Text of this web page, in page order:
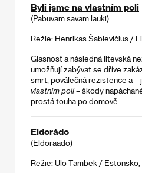
Byli jsme na vlastním poli
(Pabuvam savam lauki)
Režie: Henrikas Šablevičius /
Glasnosť a následná litevská
umožňují zabývat se dříve
smrt, poválečná rezistence a –
vlastním poli– škody
prostá touha po domově.
Eldorádo
(Eldoraado)
Režie: Ülo Tambek / Estonsko,